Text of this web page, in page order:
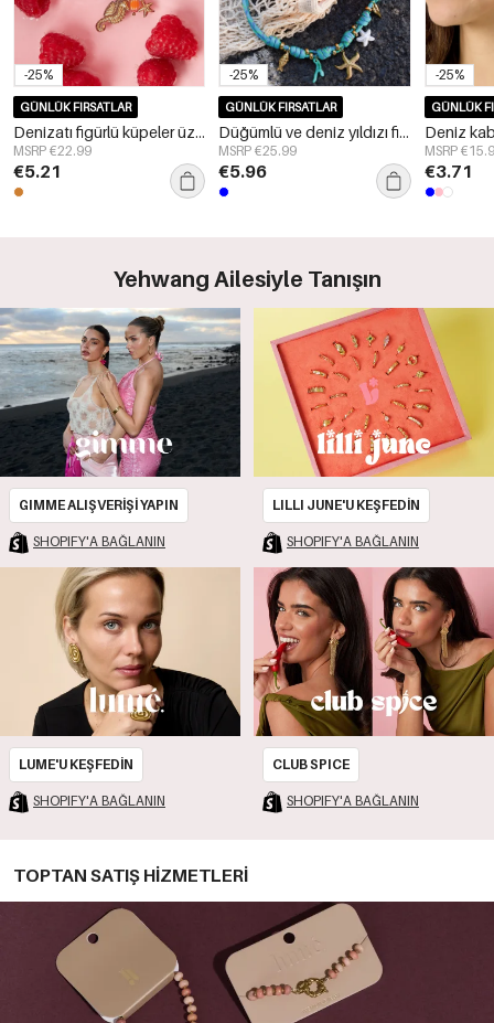
-25%
GÜNLÜK FIRSATLAR
Denizatı figürlü küpeler üzerinde çeşitli takılar bulunmaktadır.
MSRP €22.99
€5.21
-25%
GÜNLÜK FIRSATLAR
Düğümlü ve deniz yıldızı figürlü halat zincir
MSRP €25.99
€5.96
-25%
GÜNLÜK
MSRP
€3.71
Yehwang Ailesiyle Tanışın
GIMME ALIŞVERİŞİ YAPIN
SHOPIFY'A BAĞLANIN
LILLI JUNE'U KEŞFEDİN
SHOPIFY'A BAĞLANIN
LUME'U KEŞFEDİN
SHOPIFY'A BAĞLANIN
CLUB SPICE
SHOPIFY'A BAĞLANIN
TOPTAN SATIŞ HİZMETLERİ